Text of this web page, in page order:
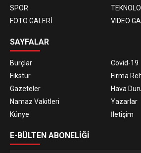
SPOR
FOTO GALERİ
VIDEO
SAYFALAR
Burçlar
Covid-19
Fikstür
Firma
Gazeteler
Hava
Namaz Vakitleri
Yazarlar
Künye
İletişim
E-BÜLTEN ABONELİĞİ